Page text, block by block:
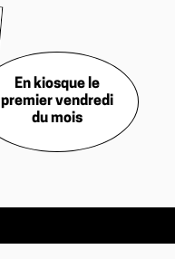
En kiosque le
premier vendredi
du mois